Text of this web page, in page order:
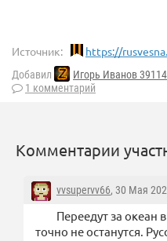
Источник: https://
Добавил Игорь Иванов 39114
1 комментарий
Комментарии
vvsupervv66, 30 Мая
Переедут за океан
точно не останутся.